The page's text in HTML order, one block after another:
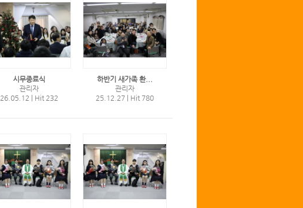
시무종료식
관리자
26.05.12
Hit 232
하반기 새가족 환...
관리자
25.12.27
Hit 780